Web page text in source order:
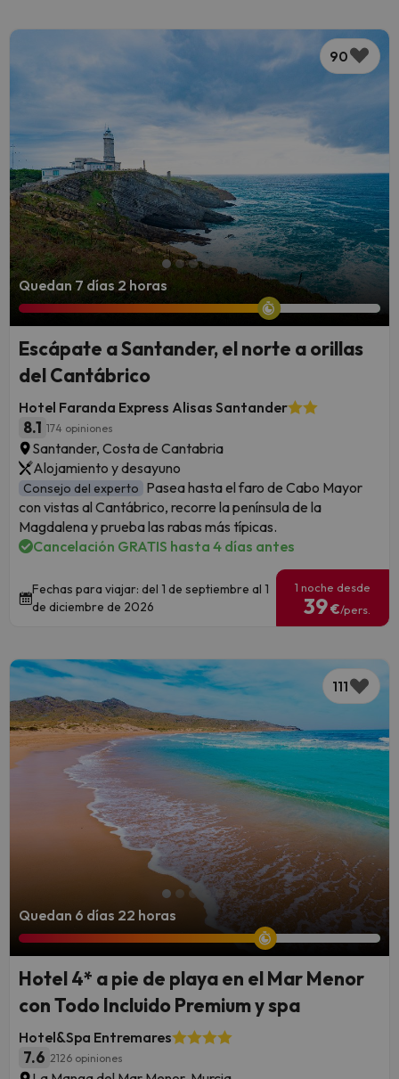
90
Quedan 7 días 2 horas
Escápate a Santander, el norte a orillas
del Cantábrico
Hotel Faranda Express Alisas Santander
8.1 174 opiniones
Santander, Costa de Cantabria
Alojamiento y desayuno
Consejo del experto Pasea hasta el faro de Cabo Mayor
con vistas al Cantábrico, recorre la península de la
Magdalena y prueba las rabas más típicas.
Cancelación GRATIS hasta 4 días antes
Fechas para viajar: del 1 de septiembre al 1
de diciembre de 2026
1 noche desde
39€/pers.
111
Quedan 6 días 22 horas
Hotel 4* a pie de playa en el Mar Menor
con Todo Incluido Premium y spa
Hotel&Spa Entremares
7.6 2126 opiniones